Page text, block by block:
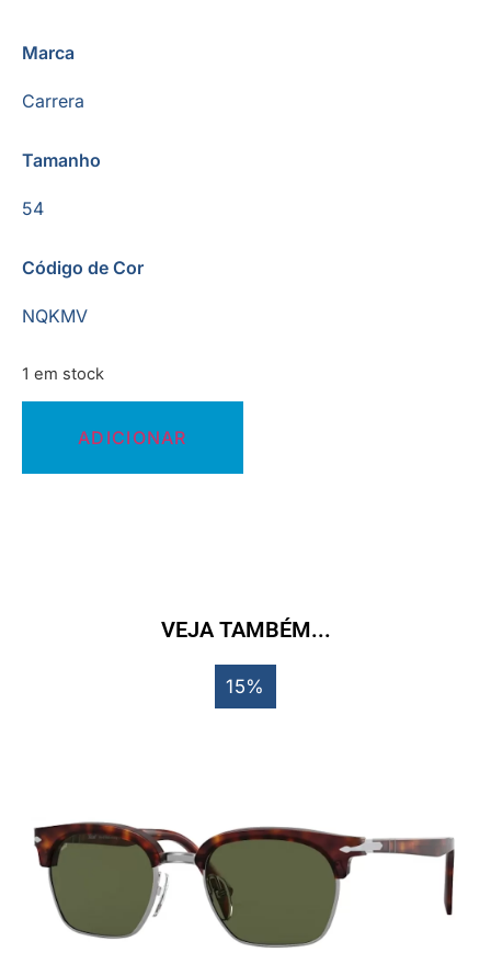
Marca
Carrera
Tamanho
54
Código de Cor
NQKMV
1 em stock
ADICIONAR
VEJA TAMBÉM...
15%